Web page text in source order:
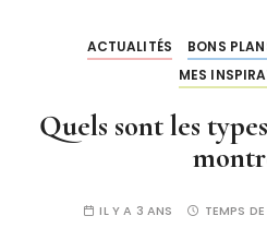
ACTUALITÉS BONS
MES
Quels sont les
IL Y A 3 ANS TEMPS